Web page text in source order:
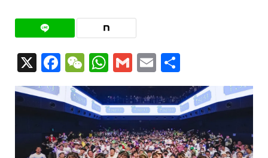
X Facebook
WeChat
WhatsApp
GmailEmail
有